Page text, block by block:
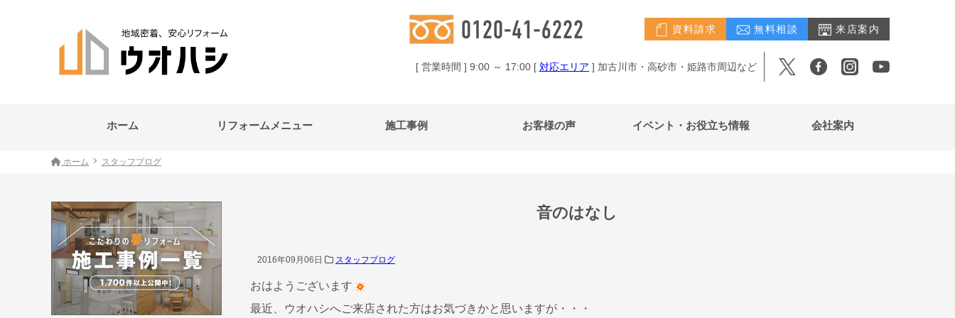
資料請求 無料相談 来店案内
[ 営業時間 ] 9:00 ～ 17:00 [ 対応エリア ] 加古川市・高砂市・姫路市周辺など
ホーム リフォームメニュー 施工事例 お客様の声 イベント・お役立ち情報 会社案内
ホーム スタッフブログ
音のはなし
2016年09月06日 スタッフブログ
おはようございます
最近、ウオハシへご来店された方はお気づきかと思いますが・・・